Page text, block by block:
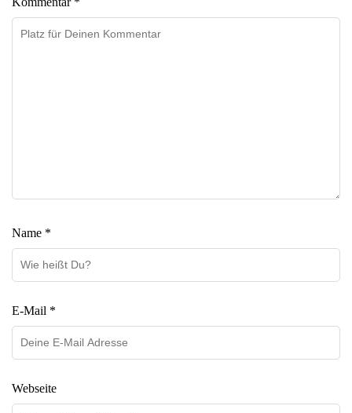
Name *
E-Mail *
Webseite